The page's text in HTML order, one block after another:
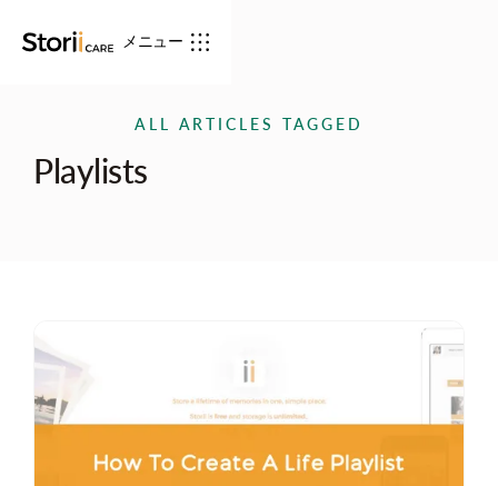
メニュー
ALL ARTICLES TAGGED
Playlists